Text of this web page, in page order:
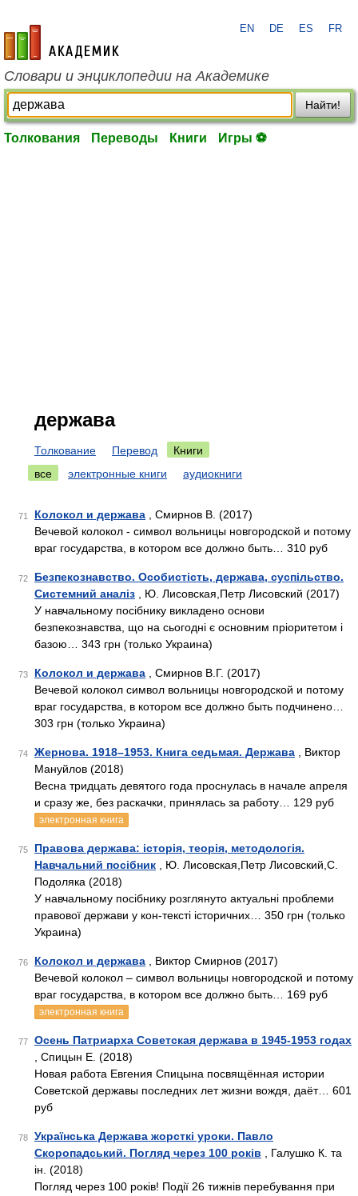
academic.ru
EN DE ES FR
Словари и энциклопедии на Академике
Найти!
Толкования Переводы Книги Игры ⚽
держава
Толкование Перевод
Книги
все
электронные книги аудиокниги
71 Колокол и держава , Смирнов В. (2017)
Вечевой колокол - символ вольницы новгородской и потому
враг государства, в котором все должно быть… 310 руб
72
Безпекознавство. Особистість, держава, суспільство.
Системний аналіз , Ю. Лисовская,Петр Лисовский (2017)
У навчальному посібнику викладено основи
безпекознавства, що на сьогодні є основним пріоритетом і
базою… 343 грн (только Украина)
73 Колокол и держава , Смирнов В.Г. (2017)
Вечевой колокол символ вольницы новгородской и потому
враг государства, в котором все должно быть подчинено…
303 грн (только Украина)
74 Жернова. 1918–1953. Книга седьмая. Держава , Виктор
Мануйлов (2018)
Весна тридцать девятого года проснулась в начале апреля
и сразу же, без раскачки, принялась за работу… 129 руб
электронная книга
75
Правова держава: історія, теорія, методологія.
Навчальний посібник , Ю. Лисовская,Петр Лисовский,С.
Подоляка (2018)
У навчальному посібнику розглянуто актуальні проблеми
правової держави у кон-тексті історичних… 350 грн (только
Украина)
76 Колокол и держава , Виктор Смирнов (2017)
Вечевой колокол – символ вольницы новгородской и потому
враг государства, в котором все должно быть… 169 руб
электронная книга
77
Осень Патриарха Советская держава в 1945-1953 годах
, Спицын Е. (2018)
Новая работа Евгения Спицына посвящённая истории
Советской державы последних лет жизни вождя, даёт… 601
руб
78
Українська Держава жорсткі уроки. Павло
Скоропадський. Погляд через 100 років , Галушко К. та
ін. (2018)
Погляд через 100 років! Події 26 тижнів перебування при